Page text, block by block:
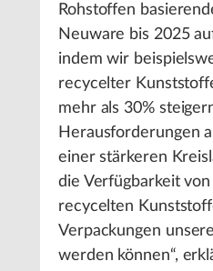
Rohstoffen
Neuware bis 2025
indem wir
recycelter
mehr als 30%
Herausforderungen
einer stärkeren
die Verfügbarkeit
recycelten
Verpackungen
werden können“,